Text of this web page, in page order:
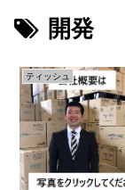
開発
ティッシュ